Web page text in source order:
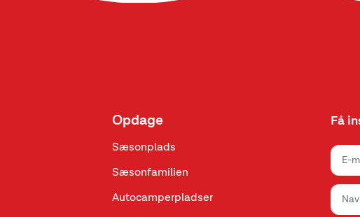
Opdage
Sæsonplads
Sæsonfamilien
Autocamperpladser
Få